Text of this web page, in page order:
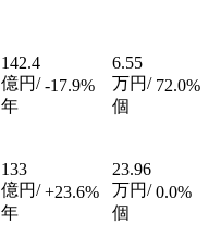
142.4
億円/
年
-17.9%
6.55
万円/
個
72.0%
133
億円/
年
+23.6%
23.96
万円/
個
0.0%